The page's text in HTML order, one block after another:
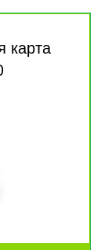
карта